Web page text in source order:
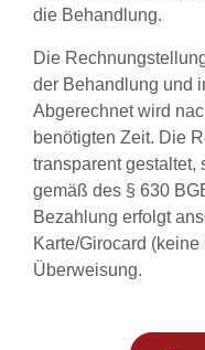
die Behandlung.
Die
der Behandlung und
Abgerechnet wird
benötigten Zeit. Die
transparent gestaltet,
gemäß des § 630
Bezahlung erfolgt
Karte/Girocard
Überweisung.